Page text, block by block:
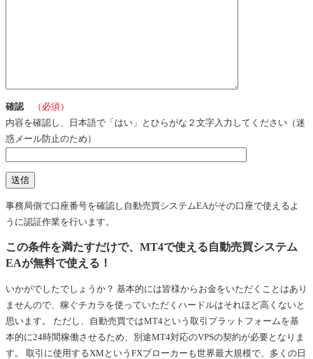
確認
（必須）
内容を確認し、日本語で「はい」とひらがな２文字入力してください（迷
惑メール防止のため）
事務局側で口座番号を確認し自動売買システムEAがその口座で使えるよ
うに認証作業を行います。
この条件を満たすだけで、MT4で使える自動売買システム
EAが無料で使える！
いかがでしたでしょうか？ 基本的には皆様からお金をいただくことはあり
ませんので、稼ぐチカラを使っていただくハードルはそれほど高くないと
思います。 ただし、自動売買ではMT4という取引プラットフォームを基
本的に24時間稼働させるため、別途MT4対応のVPSの契約が必要となりま
す。 取引に使用するXMというFXブローカーも世界最大規模で、多くの日